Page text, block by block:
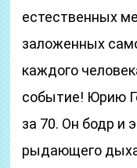
естественных
заложенных
каждого
событие! Юрию
за 70. Он бодр и
рыдающего